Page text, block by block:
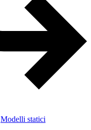
Modelli statici